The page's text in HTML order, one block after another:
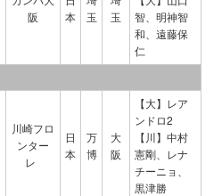
阪
本
玉
玉
智、明神智
和、遠藤保
仁
川崎フロ
ンター
レ
日
本
万
博
大
阪
【大】レア
ンドロ2
【川】中村
憲剛、レナ
チーニョ、
黒津勝